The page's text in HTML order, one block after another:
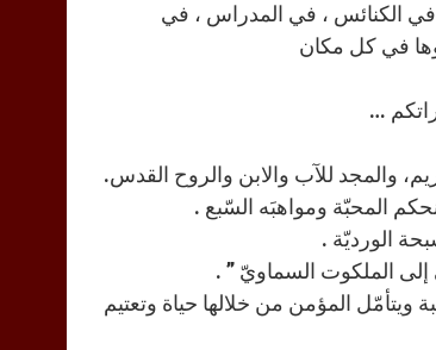
في الكنائس ، في المدراس ، في
في كل مكان
…
والمجد للآب والابن والروح القدس.
المحبّة ومواهبَه السّبع .
الورديّة .
إلى الملكوت السماويّ ” .
المؤمن من خلالها حياة وتعتيم